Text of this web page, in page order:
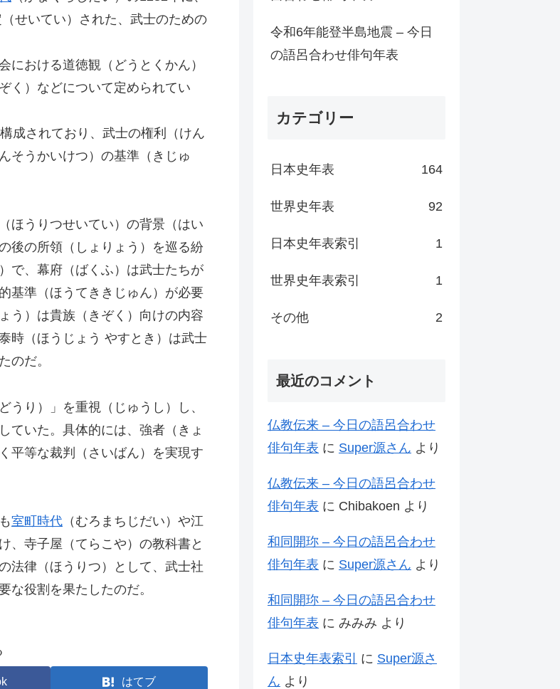
せいてい）された、武士のための
における道徳観（どうとくかん）
く）などについて定められてい
成されており、武士の権利（けん
そうかいけつ）の基準（きじゅ
ほうりつせいてい）の背景（はい
後の所領（しょりょう）を巡る紛
で、幕府（ばくふ）は武士たちが
基準（ほうてききじゅん）が必要
う）は貴族（きぞく）向けの内容
時（ほうじょう やすとき）は武士
のだ。
うり）」を重視（じゅうし）し、
ていた。具体的には、強者（きょ
平等な裁判（さいばん）を実現す
室町時代 （むろまちじだい）や江
、寺子屋（てらこや）の教科書と
法律（ほうりつ）として、武士社
な役割を果たしたのだ。
はてブ
令和6年能登半島地震 – 今日
の語呂合わせ俳句年表
カテゴリー
日本史年表 164
世界史年表 92
日本史年表索引 1
世界史年表索引 1
その他 2
最近のコメント
仏教伝来 – 今日の語呂合わせ
俳句年表 に Super源さん より
仏教伝来 – 今日の語呂合わせ
俳句年表 に Chibakoen より
和同開珎 – 今日の語呂合わせ
俳句年表 に Super源さん より
和同開珎 – 今日の語呂合わせ
俳句年表 に みみみ より
日本史年表索引 に Super源さ
ん より